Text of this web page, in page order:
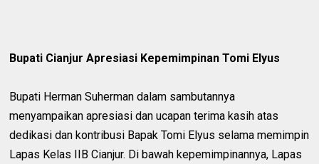
Bupati Cianjur Apresiasi Kepemimpinan Tomi Elyus
Bupati Herman Suherman dalam sambutannya
menyampaikan apresiasi dan ucapan terima kasih atas
dedikasi dan kontribusi Bapak Tomi Elyus selama memimpin
Lapas Kelas IIB Cianjur. Di bawah kepemimpinannya, Lapas